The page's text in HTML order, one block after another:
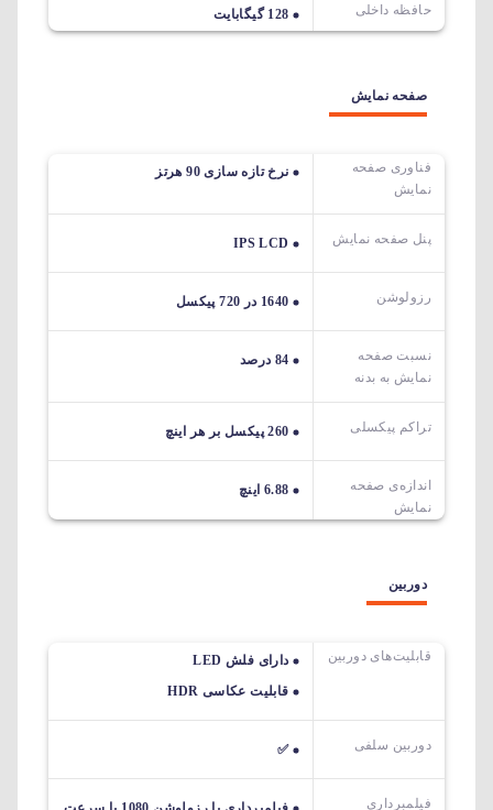
حافظه داخلی 128 گیگابایت
صفحه نمایش
فناوری صفحه
نمایش
نرخ تازه سازی 90 هرتز
پنل صفحه نمایش IPS LCD
رزولوشن 1640 در 720 پیکسل
نسبت صفحه
نمایش به بدنه
84 درصد
تراکم پیکسلی 260 پیکسل بر هر اینچ
اندازه‌ی صفحه‌
نمایش
6.88 اینچ
دوربین
قابلیت‌های دوربین‌
دارای فلش LED
قابلیت عکاسی HDR
دوربین سلفی ✅
فیلمبرداری